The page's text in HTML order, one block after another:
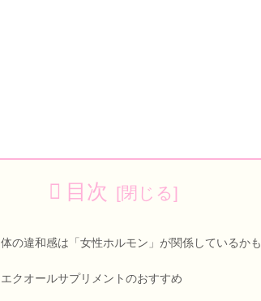
目次
体の違和感は「女性ホルモン」が関係しているかも
エクオールサプリメントのおすすめ